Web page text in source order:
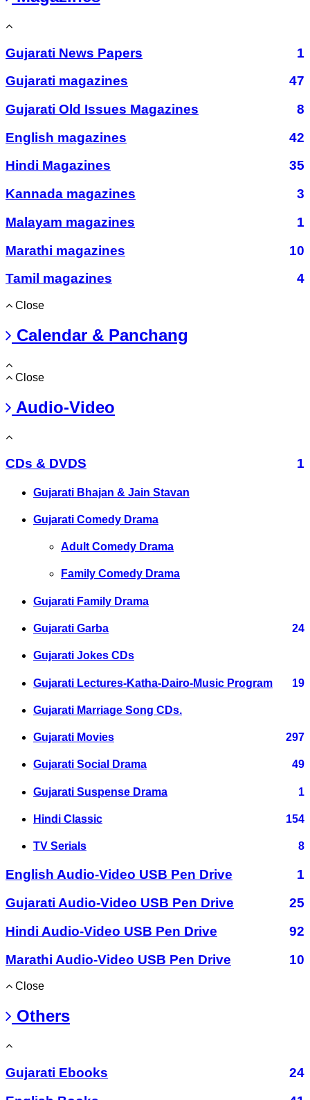
Gujarati News Papers
1
Gujarati magazines
47
Gujarati Old Issues Magazines
8
English magazines
42
Hindi Magazines
35
Kannada magazines
3
Malayam magazines
1
Marathi magazines
10
Tamil magazines
4
Close
Calendar & Panchang
Close
Audio-Video
CDs & DVDS 1
Gujarati Bhajan & Jain Stavan
Gujarati Comedy Drama
Adult Comedy Drama
Family Comedy Drama
Gujarati Family Drama
Gujarati Garba 24
Gujarati Jokes CDs
Gujarati Lectures-Katha-Dairo-Music Program 19
Gujarati Marriage Song CDs.
Gujarati Movies 297
Gujarati Social Drama 49
Gujarati Suspense Drama 1
Hindi Classic 154
TV Serials 8
English Audio-Video USB Pen Drive
1
Gujarati Audio-Video USB Pen Drive
25
Hindi Audio-Video USB Pen Drive
92
Marathi Audio-Video USB Pen Drive
10
Close
Others
Gujarati Ebooks
24